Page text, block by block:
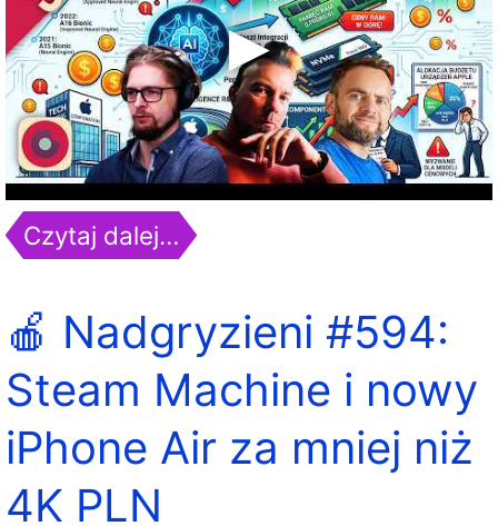
Czytaj dalej…
🍎 Nadgryzieni #594:
Steam Machine i nowy
iPhone Air za mniej niż
4K PLN